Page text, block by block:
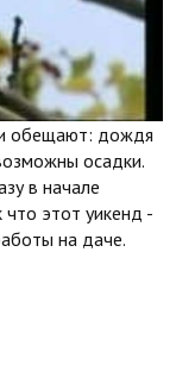
обещают: дождя
осадки.
в начале
этот уикенд -
на даче.